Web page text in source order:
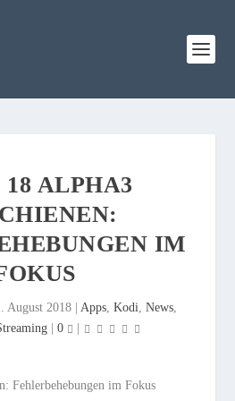
ALPHA3
IM
August 2018 Apps, Kodi, News,
| 0